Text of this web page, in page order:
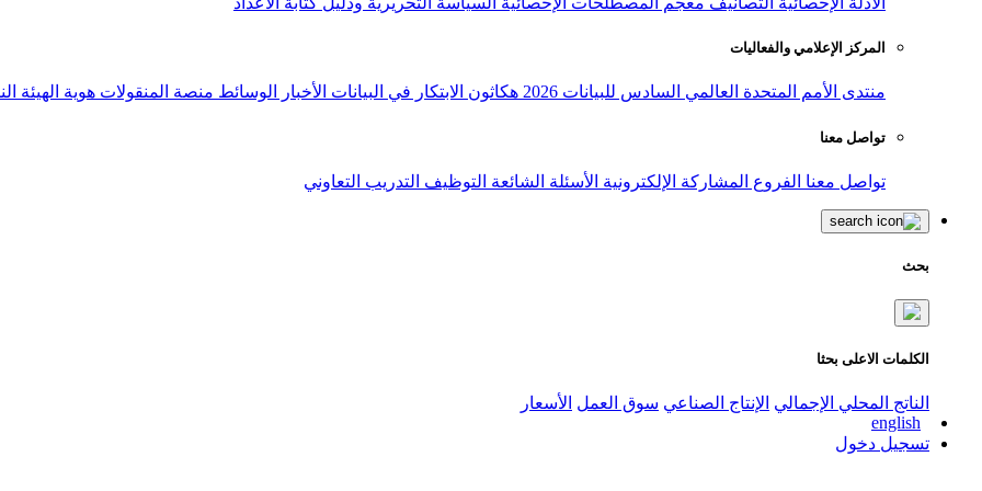
المركز الإعلامي والفعاليات
منتدى الأمم المتحدة العالمي السادس للبيانات 2026 هكاثون الابتكار في البيانات الأخبار الوسائط منصة المنقولات هوية الهيئة
تواصل معنا
تواصل معنا الفروع المشاركة الإلكترونية الأسئلة الشائعة التوظيف التدريب التعاوني
بحث
الكلمات الاعلى بحثا
الناتج المحلي الإجمالي الإنتاج الصناعي سوق العمل الأسعار
english
تسجيل دخول